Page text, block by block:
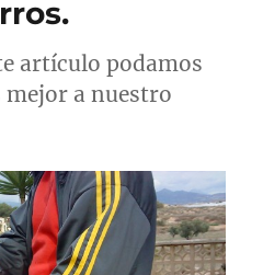
peluche
llamado
artículo podamos
a nuestro